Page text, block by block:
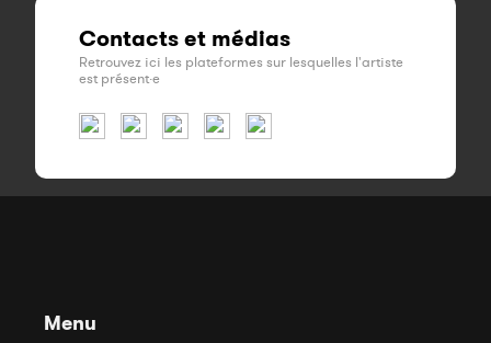
Contacts et médias
Retrouvez ici les plateformes sur lesquelles l'artiste
est présent·e
Menu